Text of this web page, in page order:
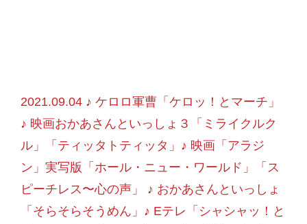
2021.09.04 ♪ ケロロ軍曹「ケロッ！とマーチ」
♪ 映画おかあさんといっしょ３「ミライクルク
ル」「ティッタトティッタ」♪ 映画「アラジ
ン」実写版「ホール・ニュー・ワールド」「ス
ピーチレス〜心の声」 ♪ おかあさんといっしょ
「そらそらそうめん」♪ Eテレ「シャシャッ！と